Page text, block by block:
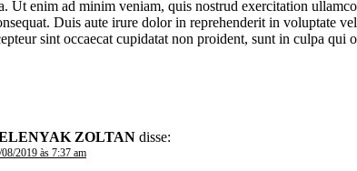
Ut enim ad minim veniam, quis nostrud exercitation
Duis aute irure dolor in reprehenderit in voluptate
sint occaecat cupidatat non proident, sunt in culpa qui
ZOLTAN disse:
2019 às 7:37 am